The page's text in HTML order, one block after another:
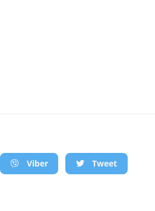
Viber
Tweet